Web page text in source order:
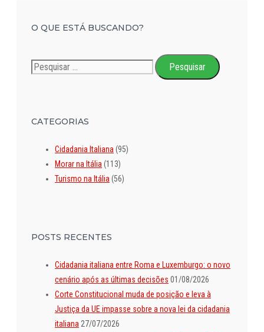
O QUE ESTÁ BUSCANDO?
por:
CATEGORIAS
Cidadania Italiana (95)
Morar na Itália (113)
Turismo na Itália (56)
POSTS RECENTES
Cidadania italiana entre Roma e Luxemburgo: o novo
cenário após as últimas decisões 01/08/2026
Corte Constitucional muda de posição e leva à
Justiça da UE impasse sobre a nova lei da cidadania
italiana 27/07/2026